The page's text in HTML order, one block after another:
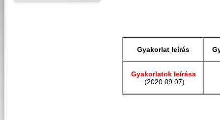
Gyakorlat leírás
Gyakorlatok leírása
(2020.09.07)